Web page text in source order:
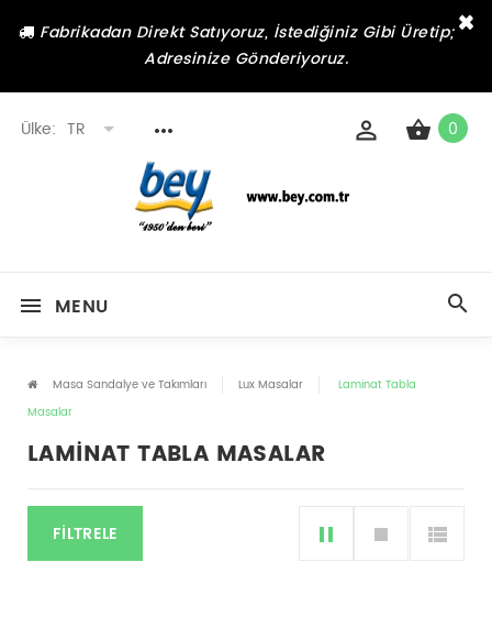
×
Fabrikadan Direkt Satıyoruz, İstediğiniz Gibi Üretip;
Adresinize Gönderiyoruz.
Ülke: TR 0
MENU
Masa Sandalye ve Takımları Lux Masalar
Laminat Tabla
Masalar
LAMINAT TABLA MASALAR
FILTRELE